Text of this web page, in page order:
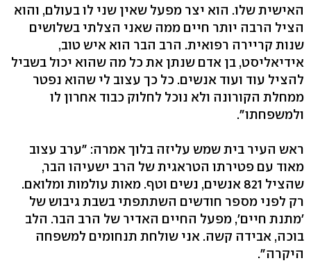
האישית שלו. הוא יצר מפעל שאין שני לו בעולם, והוא
הציל הרבה יותר חיים ממה שאני הצלתי בשלושים
שנות קריירה רפואית. הרב הבר הוא איש טוב,
אידיאליסט, בן אדם שנתן את כל מה שהוא יכול בשביל
להציל עוד ועוד אנשים. כל כך עצוב לי שהוא נפטר
ממחלת הקורונה ולא נוכל לחלוק כבוד אחרון לו
ולמשפחתו".
ראש העיר בית שמש עליזה בלוך אמרה: "ערב ‏עצוב
מאוד עם פטירתו הטראגית של הרב ישעיהו הבר,
שהציל 821 אנשים, נשים וטף. מאות עולמות ומלואם.
רק לפני מספר חודשים השתתפתי בשבת גיבוש של
'מתנת חיים', מפעל החיים האדיר של הרב הבר. הלב
בוכה, אבידה קשה. אני שולחת תנחומים למשפחה
היקרה".